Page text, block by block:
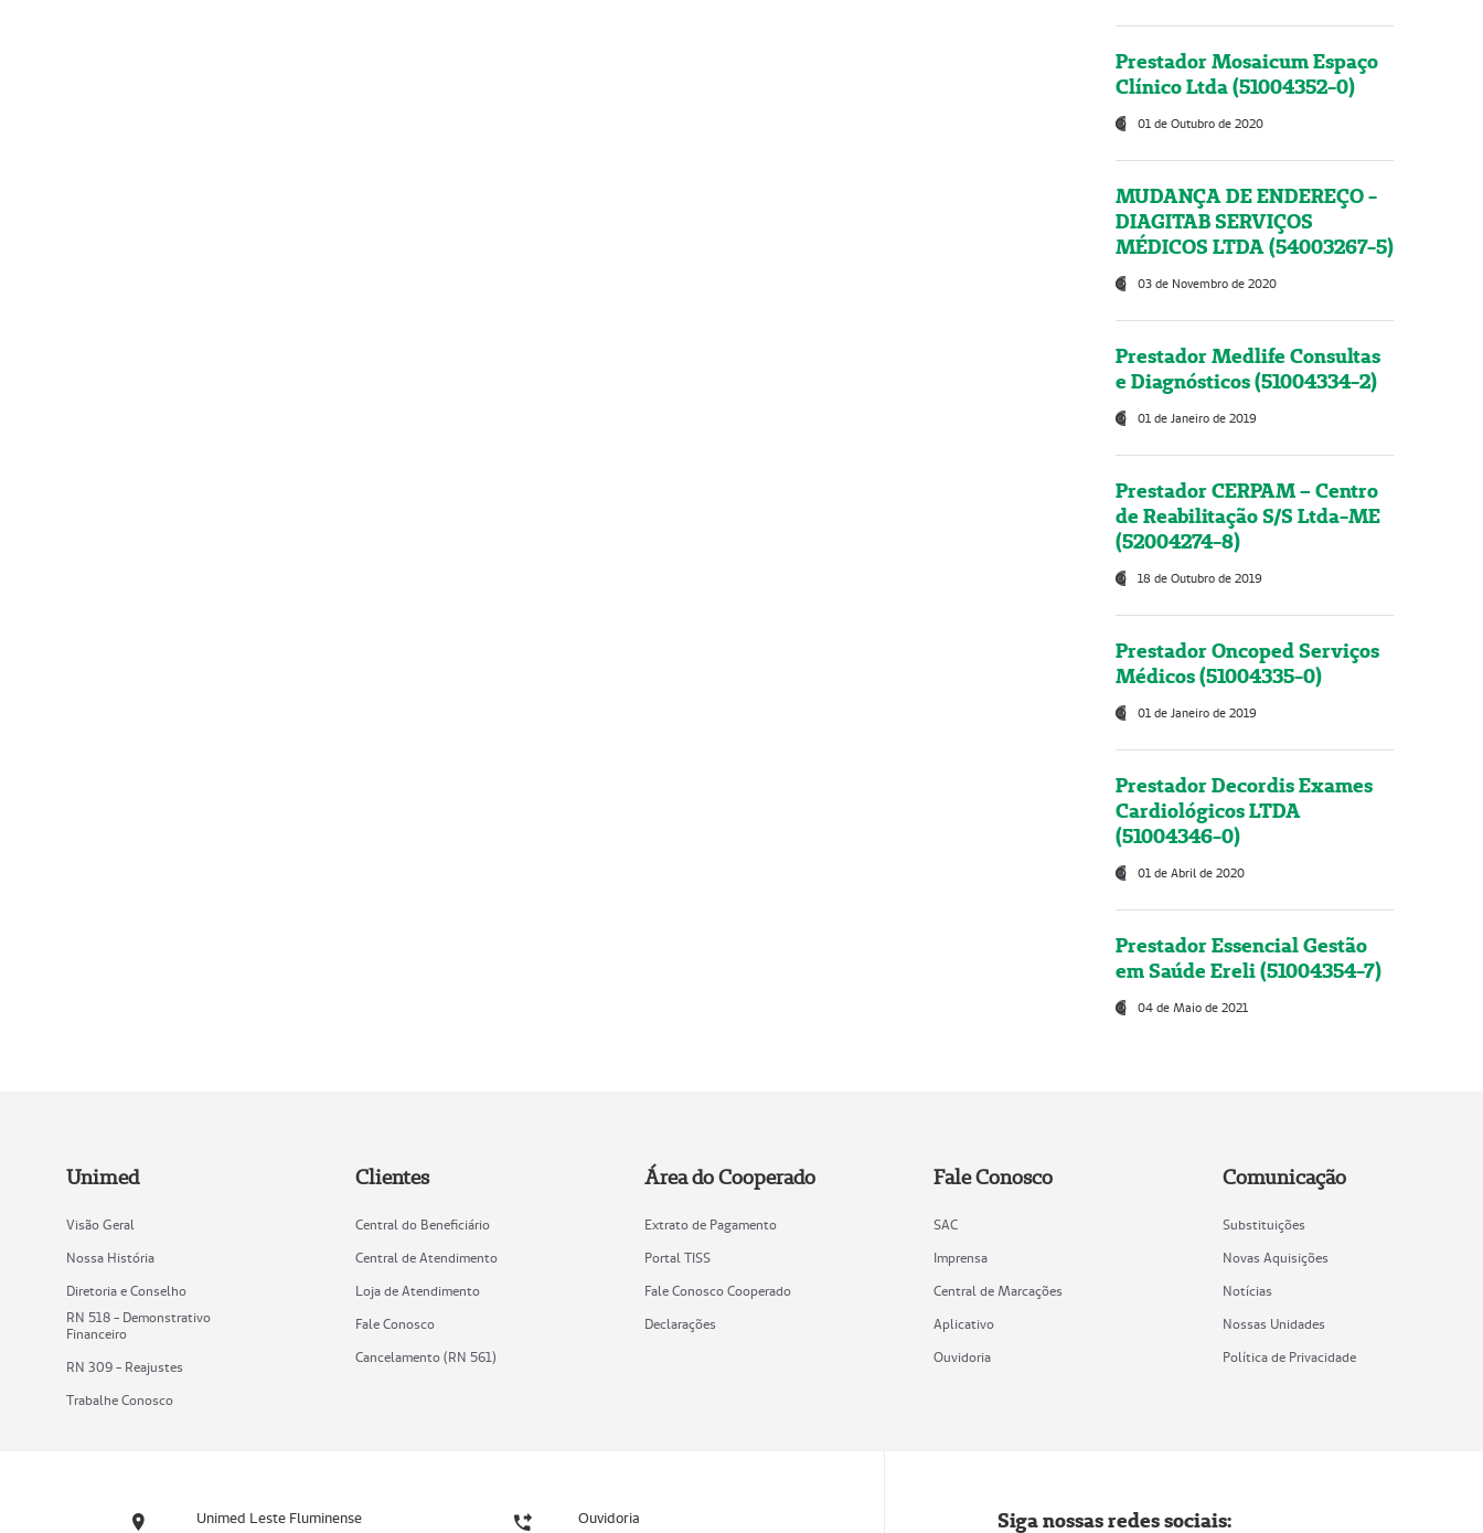
Prestador Mosaicum Espaço
Clínico Ltda (51004352-0)
01 de Outubro de 2020
MUDANÇA DE ENDEREÇO -
DIAGITAB SERVIÇOS
MÉDICOS LTDA (54003267-5)
03 de Novembro de 2020
Prestador Medlife Consultas
e Diagnósticos (51004334-2)
01 de Janeiro de 2019
Prestador CERPAM – Centro
de Reabilitação S/S Ltda-ME
(52004274-8)
18 de Outubro de 2019
Prestador Oncoped Serviços
Médicos (51004335-0)
01 de Janeiro de 2019
Prestador Decordis Exames
Cardiológicos LTDA
(51004346-0)
01 de Abril de 2020
Prestador Essencial Gestão
em Saúde Ereli (51004354-7)
04 de Maio de 2021
Unimed
Visão Geral
Nossa História
Diretoria e Conselho
RN 518 - Demonstrativo
Financeiro
RN 309 - Reajustes
Trabalhe Conosco
Clientes
Central do Beneficiário
Central de Atendimento
Loja de Atendimento
Fale Conosco
Cancelamento (RN 561)
Área do Cooperado
Extrato de Pagamento
Portal TISS
Fale Conosco Cooperado
Declarações
Fale Conosco
SAC
Imprensa
Central de Marcações
Aplicativo
Ouvidoria
Comunicação
Substituições
Novas Aquisições
Notícias
Nossas Unidades
Política de Privacidade
Unimed Leste Fluminense Ouvidoria Siga nossas redes sociais: